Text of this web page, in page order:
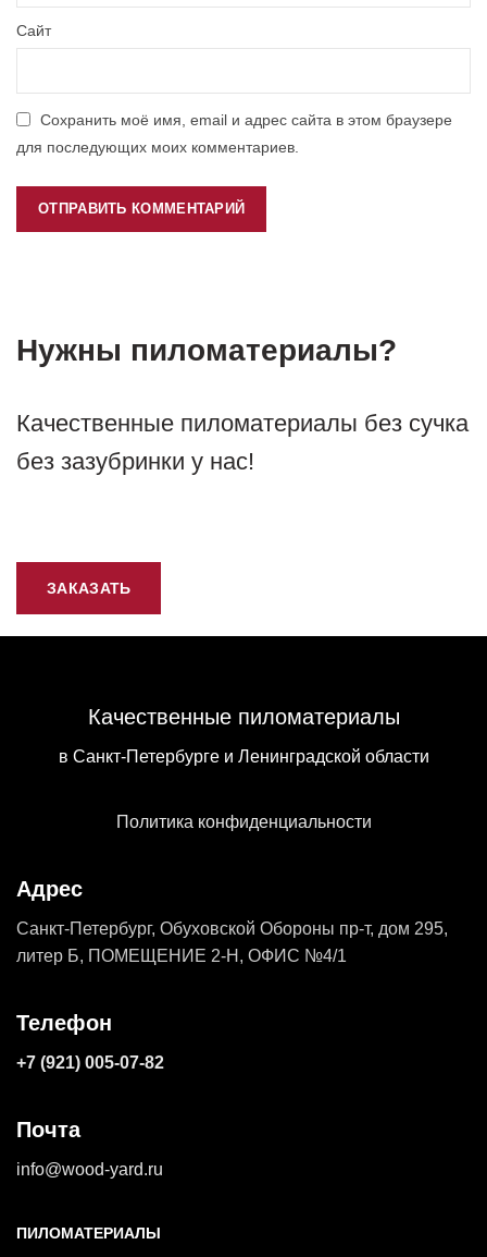
Сайт
Сохранить моё имя, email и адрес сайта в этом браузере
для последующих моих комментариев.
Нужны пиломатериалы?
Качественные пиломатериалы без сучка
без зазубринки у нас!
ЗАКАЗАТЬ
Качественные пиломатериалы
в Санкт-Петербурге и Ленинградской области
Политика конфиденциальности
Адрес
Санкт-Петербург, Обуховской Обороны пр-т, дом 295,
литер Б, ПОМЕЩЕНИЕ 2-Н, ОФИС №4/1
Телефон
+7 (921) 005-07-82
Почта
info@wood-yard.ru
ПИЛОМАТЕРИАЛЫ